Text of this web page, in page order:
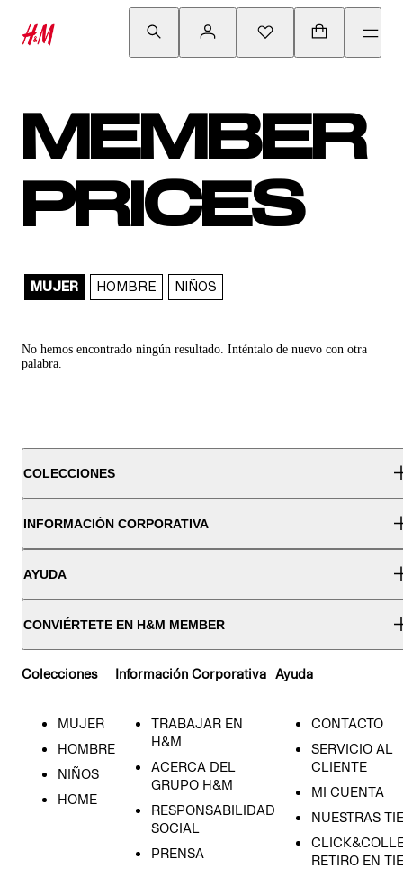
MEMBER
PRICES
MUJER HOMBRE NIÑOS
No hemos encontrado ningún resultado. Inténtalo de nuevo con otra
palabra.
COLECCIONES
INFORMACIÓN CORPORATIVA
AYUDA
CONVIÉRTETE EN H&M MEMBER
Colecciones
MUJER
HOMBRE
NIÑOS
HOME
Información Corporativa
TRABAJAR EN
H&M
ACERCA DEL
GRUPO H&M
RESPONSABILIDAD
SOCIAL
PRENSA
Ayuda
CONTACTO
SERVICIO AL
CLIENTE
MI CUENTA
NUESTRAS
RETIRO EN